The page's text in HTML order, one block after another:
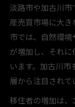
淡路市や加古川
産売買市場に大
市では、自然環
が増加し、それ
います。加古川
層から注目されて
移住者の増加は